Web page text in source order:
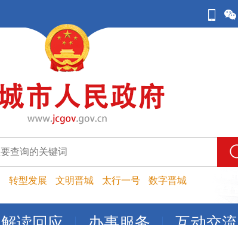
转型发展 文明晋城 太行一号 数字晋城